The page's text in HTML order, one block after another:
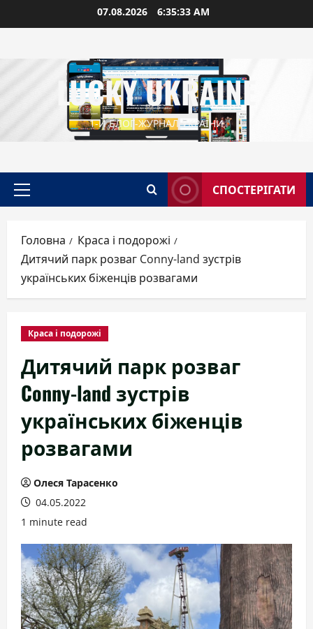
до
07.08.2026 6:35:35 AM
LUCKY UKRAINE
1-Й БЛОГ-ЖУРНАЛ УКРАЇНИ
Головне
СПОСТЕРІГАТИ
Головна
Краса і подорожі
Дитячий парк розваг Conny-land зустрів
українських біженців розвагами
Краса і подорожі
Дитячий парк розваг
Conny-land зустрів
українських біженців
розвагами
Олеся Тарасенко
04.05.2022
1 minute read